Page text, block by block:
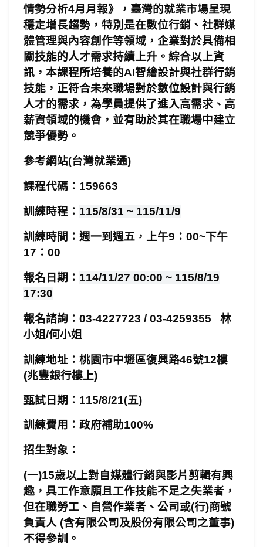
情勢分析4月月報》，臺灣的就業市場呈現
穩定增長趨勢，特別是在數位行銷、社群媒
體管理與內容創作等領域，企業對於具備相
關技能的人才需求持續上升。綜合以上資
訊，本課程所培養的AI智繪設計與社群行銷
技能，正符合未來職場對於數位設計與行銷
人才的需求，為學員提供了進入高需求、高
薪資領域的機會，並有助於其在職場中建立
競爭優勢。
參考網站(台灣就業通)
課程代碼： 159663
訓練時程： 115/8/31 ~ 115/11/9
訓練時間：週一到週五，上午9 ： 00~下午
17 ： 00
報名日期： 114/11/27 00:00 ~ 115/8/19
17:30
報名諮詢： 03-4227723 / 03-4259355 林
小姐/何小姐
訓練地址：桃園市中壢區復興路46號12樓
(兆豐銀行樓上)
甄試日期： 115/8/21(五)
訓練費用：政府補助100%
招生對象：
(一)15歲以上對自媒體行銷與影片剪輯有興
趣，具工作意願且工作技能不足之失業者，
但在職勞工、自營作業者、公司或(行)商號
負責人 (含有限公司及股份有限公司之董事)
不得參訓。